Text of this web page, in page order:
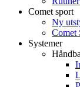
Comet sport
Ny
Comet
Systemer